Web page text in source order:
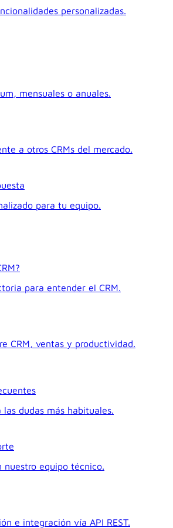
personalizadas.
mensuales o anuales.
a otros CRMs del mercado.
para tu equipo.
para entender el CRM.
CRM, ventas y productividad.
las dudas más habituales.
nuestro equipo técnico.
e integración vía API REST.